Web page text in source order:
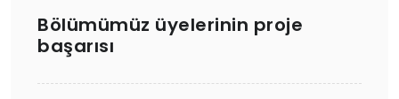
Bölümümüz üyelerinin proje
başarısı